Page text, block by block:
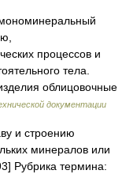
процессов и
тела.
облицовочные
документации
и строению
минералов или
Рубрика термина: